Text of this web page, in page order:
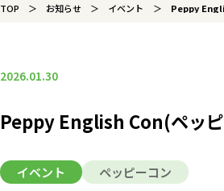
TOP お知らせ イベント Peppy
2026.01.30
Peppy English Con(ペッ
イベント ペッピーコン